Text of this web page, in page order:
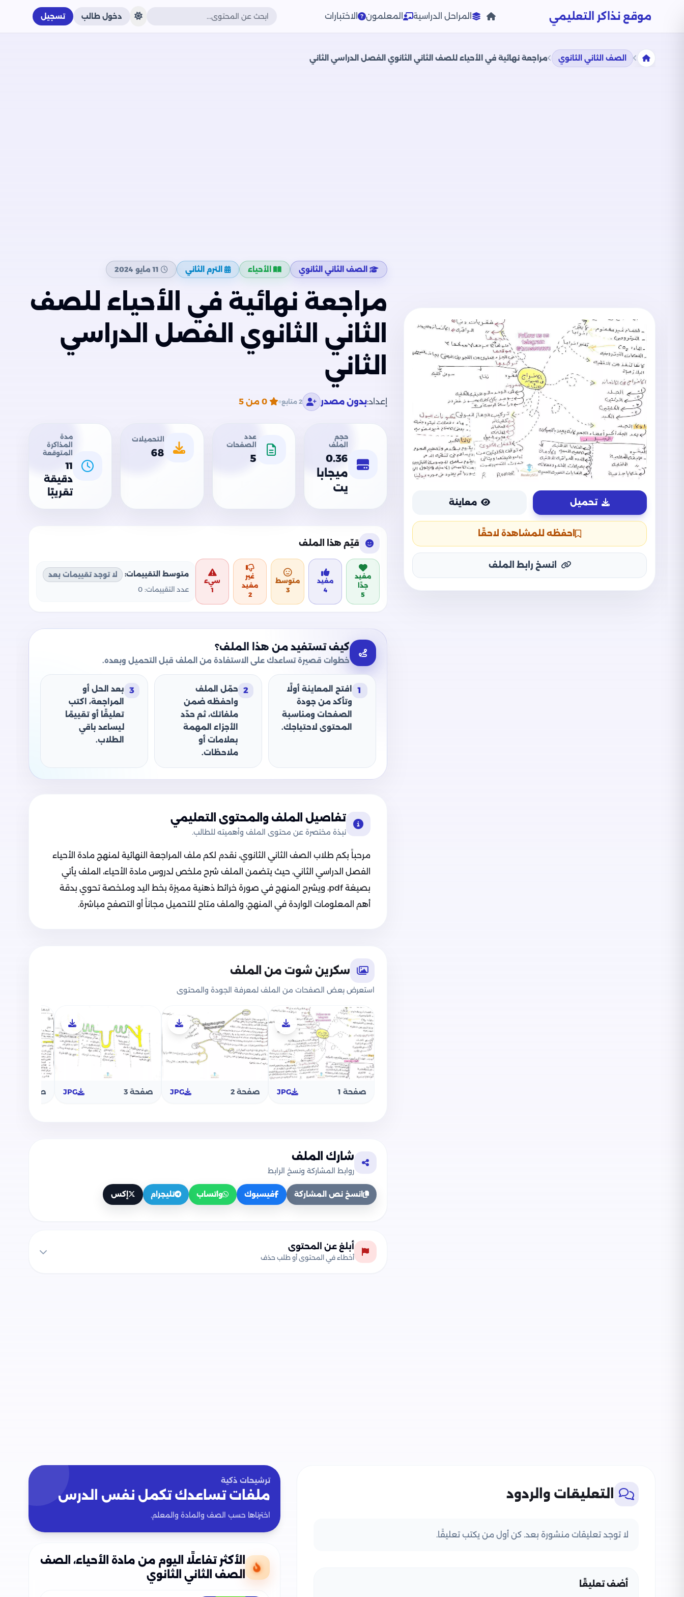
موقع نذاكر التعليمي المراحل الدراسية المعلمون الاختبارات دخول طالب تسجيل
الصف الثاني الثانوي مراجعة نهائية في الأحياء للصف الثاني الثانوي الفصل الدراسي الثاني
تحميل معاينة
احفظه للمشاهدة لاحقًا
انسخ رابط الملف
الصف الثاني الثانوي الأحياء الترم الثاني 11 مايو 2024
مراجعة نهائية في الأحياء للصف
الثاني الثانوي الفصل الدراسي
الثاني
إعداد:بدون مصدر 2 متابع 0من 5
حجم
الملف
0.36
ميجابا
يت
عدد
الصفحات
5
التحميلات
68
مدة
المذاكرة
المتوقعة
11
دقيقة
تقريبًا
قيّم هذا الملف
مفيد
جدًا
5
مفيد
4
متوسط
3
غير
مفيد
2
سيء
1
متوسط التقييمات:
لا توجد تقييمات بعد
عدد التقييمات: 0
كيف تستفيد من هذا الملف؟
خطوات قصيرة تساعدك على الاستفادة من الملف قبل التحميل وبعده.
1
افتح المعاينة أولًا
وتأكد من جودة
الصفحات ومناسبة
المحتوى لاحتياجك.
2 حمّل الملف
واحفظه ضمن
ملفاتك، ثم حدّد
الأجزاء المهمة
بعلامات أو
ملاحظات.
3
بعد الحل أو
المراجعة، اكتب
تعليقًا أو تقييمًا
ليساعد باقي
الطلاب.
تفاصيل الملف والمحتوى التعليمي
نبذة مختصرة عن محتوى الملف وأهميته للطالب.
مرحباً بكم طلاب الصف الثاني الثانوي، نقدم لكم ملف المراجعة النهائية لمنهج مادة الأحياء
الفصل الدراسي الثاني، حيث يتضمن الملف شرح ملخص لدروس مادة الأحياء، الملف يأتي
بصيغة pdf، ويشرح المنهج في صورة خرائط ذهنية مميزة بخط اليد وملخصة تحوي بدقة
أهم المعلومات الواردة في المنهج، والملف متاح للتحميل مجاناً أو التصفح مباشرة.
سكرين شوت من الملف
استعرض بعض الصفحات من الملف لمعرفة الجودة والمحتوى
صفحة 1 JPG صفحة 2 JPG صفحة 3 JPG صفحة 4
شارك الملف
روابط المشاركة ونسخ الرابط
انسخ نص المشاركة فيسبوك واتساب تليجرام إكس
أبلغ عن المحتوى
أخطاء في المحتوى أو طلب حذف
التعليقات والردود
لا توجد تعليقات منشورة بعد. كن أول من يكتب تعليقًا.
أضف تعليقًا
ترشيحات ذكية
ملفات تساعدك تكمل نفس الدرس
اخترناها حسب الصف والمادة والمعلم.
الأكثر تفاعلًا اليوم من مادة الأحياء، الصف
الصف الثاني الثانوي